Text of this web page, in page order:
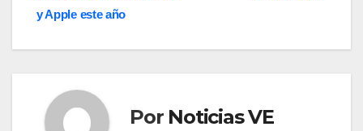
y Apple este año
Por Noticias VE